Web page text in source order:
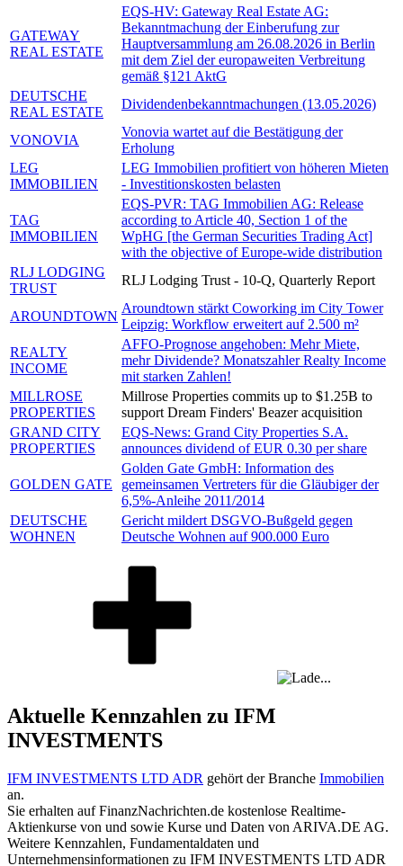
GATEWAY
REAL ESTATE
EQS-HV: Gateway Real Estate AG:
Bekanntmachung der Einberufung zur
Hauptversammlung am 26.08.2026 in Berlin
mit dem Ziel der europaweiten Verbreitung
gemäß §121 AktG
DEUTSCHE
REAL ESTATE
Dividendenbekanntmachungen (13.05.2026)
VONOVIA
Vonovia wartet auf die Bestätigung der
Erholung
LEG
IMMOBILIEN
LEG Immobilien profitiert von höheren Mieten
- Investitionskosten belasten
TAG
IMMOBILIEN
EQS-PVR: TAG Immobilien AG: Release
according to Article 40, Section 1 of the
WpHG [the German Securities Trading Act]
with the objective of Europe-wide distribution
RLJ LODGING
TRUST
RLJ Lodging Trust - 10-Q, Quarterly Report
AROUNDTOWN
Aroundtown stärkt Coworking im City Tower
Leipzig: Workflow erweitert auf 2.500 m²
REALTY
INCOME
AFFO-Prognose angehoben: Mehr Miete,
mehr Dividende? Monatszahler Realty Income
mit starken Zahlen!
MILLROSE
PROPERTIES
Millrose Properties commits up to $1.25B to
support Dream Finders' Beazer acquisition
GRAND CITY
PROPERTIES
EQS-News: Grand City Properties S.A.
announces dividend of EUR 0.30 per share
GOLDEN GATE
Golden Gate GmbH: Information des
gemeinsamen Vertreters für die Gläubiger der
6,5%-Anleihe 2011/2014
DEUTSCHE
WOHNEN
Gericht mildert DSGVO-Bußgeld gegen
Deutsche Wohnen auf 900.000 Euro
Aktuelle Kennzahlen zu IFM
INVESTMENTS
IFM INVESTMENTS LTD ADR gehört der Branche Immobilien
an.
Sie erhalten auf FinanzNachrichten.de kostenlose Realtime-
Aktienkurse von und sowie Kurse und Daten von ARIVA.DE AG.
Weitere Kennzahlen, Fundamentaldaten und
Unternehmensinformationen zu IFM INVESTMENTS LTD ADR